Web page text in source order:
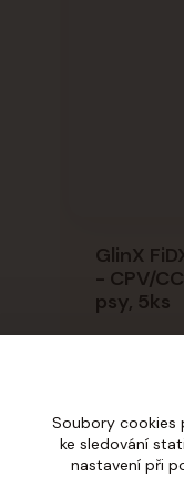
GlinX
- CPV/
psy, 5ks
Soubory cookies
ke sledování
nastavení při